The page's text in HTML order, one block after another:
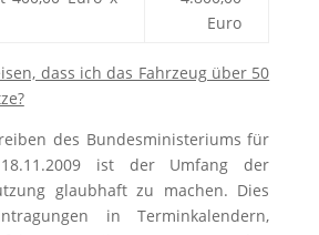
Euro
dass ich das Fahrzeug über 50
des Bundesministeriums für
ist der Umfang der
glaubhaft zu machen. Dies
in Terminkalendern,